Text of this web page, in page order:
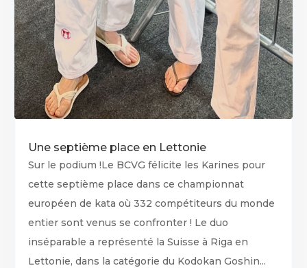
Une septième place en Lettonie
Sur le podium !Le BCVG félicite les Karines pour
cette septième place dans ce championnat
européen de kata où 332 compétiteurs du monde
entier sont venus se confronter ! Le duo
inséparable a représenté la Suisse à Riga en
Lettonie, dans la catégorie du Kodokan Goshin...